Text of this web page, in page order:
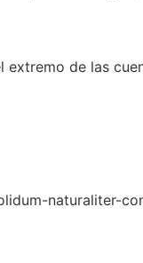
de las
naturaliter-